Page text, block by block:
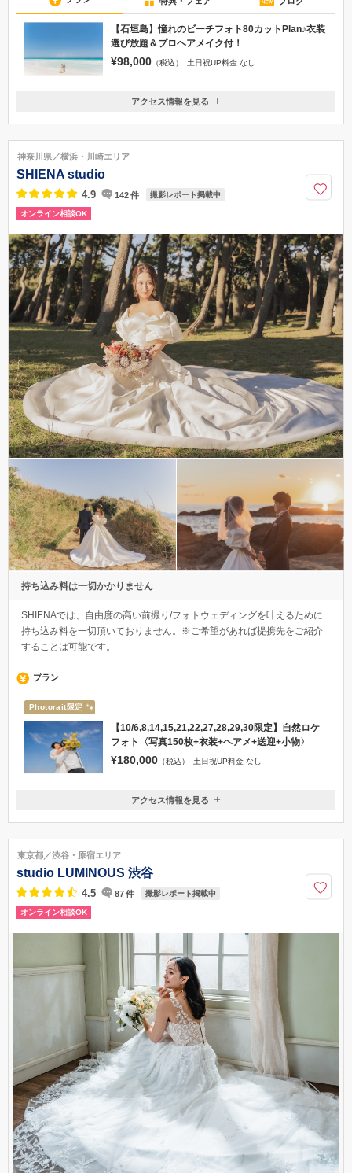
【石垣島】憧れのビーチフォト80カットPlan♪衣装
選び放題＆プロヘアメイク付！
¥98,000 （税込） 土日祝UP料金 なし
沖縄県石垣市宮良1054-82
0120-640-888
アクセス情報を見る
神奈川県／横浜・川崎エリア
SHIENA studio
4.9 142件 撮影レポート掲載中
オンライン相談OK
持ち込み料は一切かかりません
SHIENAでは、自由度の高い前撮り/フォトウェディングを叶えるために
持ち込み料を一切頂いておりません。※ご希望があれば提携先をご紹介
することは可能です。
プラン
Photorait限定
【10/6,8,14,15,21,22,27,28,29,30限定】自然ロケ
フォト〈写真150枚+衣装+ヘアメ+送迎+小物〉
¥180,000 （税込） 土日祝UP料金 なし
神奈川県横浜市青葉区すすき野2丁目1−11 ディモーラあざみ野 2階
います。
アクセス情報を見る
東京都／渋谷・原宿エリア
studio LUMINOUS 渋谷
4.5 87件 撮影レポート掲載中
オンライン相談OK